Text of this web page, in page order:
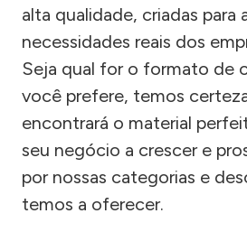
alta qualidade, criadas para
necessidades reais dos
Seja qual for o formato de
você prefere, temos
encontrará o material
seu negócio a crescer e
por nossas categorias e
temos a oferecer.